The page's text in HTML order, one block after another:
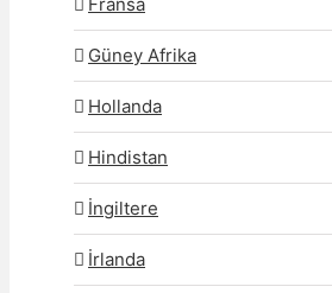
Fransa
Güney Afrika
Hollanda
Hindistan
İngiltere
İrlanda